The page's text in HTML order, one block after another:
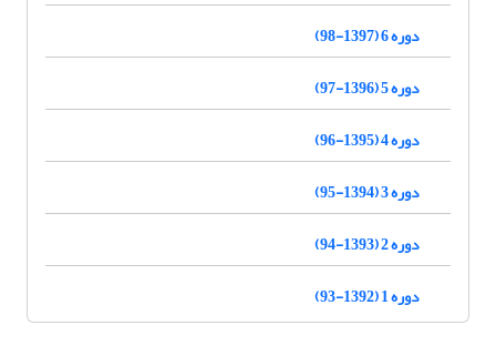
دوره 6 (1397-98)
دوره 5 (1396-97)
دوره 4 (1395-96)
دوره 3 (1394-95)
دوره 2 (1393-94)
دوره 1 (1392-93)